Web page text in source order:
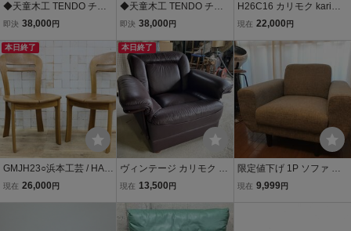
◆天童木工 TENDO チー
ク材 プライウッド 1Pソフ
チェア 2/北欧ヴィンテー
ジレトロサロン/RGT2116
7◆
即決 38,000 円
◆天童木工 TENDO チー
ク材 プライウッド 1Pソフ
チェア 1/北欧ヴィンテー
ジレトロサロン/RGT2116
7◆
即決 38,000 円
H26C16 カリモク karimo
ku 1人掛けソファ 本革/レ
ファ 1Pソファ 応接椅子
アームチェア ナチュラル
現在 22,000 円
本日終了
GMJH23○浜本工芸 / HAM
AMOTO ダイニングチェ
現在 26,000 円
本日終了
ヴィンテージ カリモク ka
rimoku 本革ソファ 1人掛
1Pソファ/アームチェア/ラ
ウンジチェア▼オールド
現在 13,500 円
限定値下げ 1P ソファ ア
ーム チェア 12512ymh 一
現在 9,999円